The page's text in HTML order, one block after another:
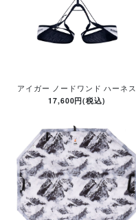
アイガー ノードワンド ハーネス
17,600円(税込)